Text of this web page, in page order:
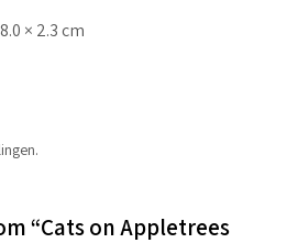
× 2.3 cm
“Cats on Appletrees